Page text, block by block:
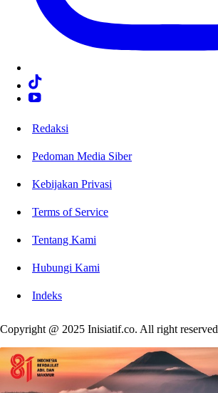
Redaksi
Pedoman Media Siber
Kebijakan Privasi
Terms of Service
Tentang Kami
Hubungi Kami
Indeks
Copyright @ 2025 Inisiatif.co. All right reserved